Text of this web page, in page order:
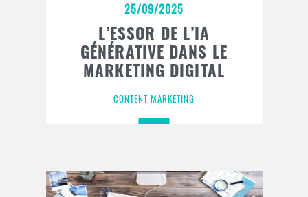
25/09/2025
L’ESSOR DE L’IA
GÉNÉRATIVE DANS LE
MARKETING DIGITAL
CONTENT MARKETING